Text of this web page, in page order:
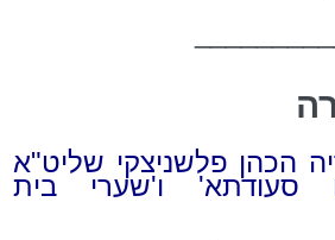
הכהן פלשניצקי שליט"א
סעודתא' ו'שערי בית